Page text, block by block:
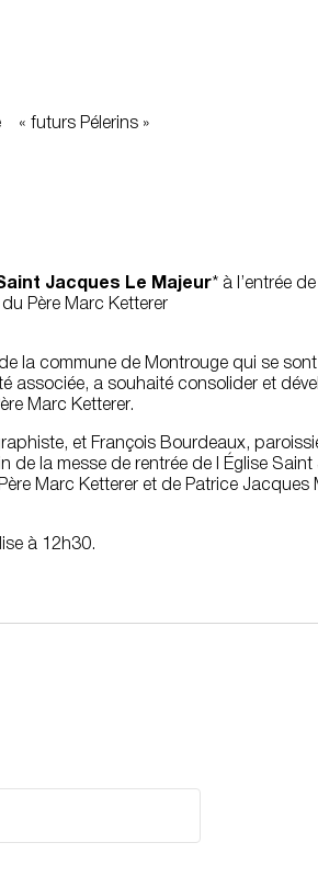
« futurs Pélerins »
Jacques Le Majeur* à l’entrée
Père Marc Ketterer
la commune de Montrouge qui se
associée, a souhaité consolider et
Marc Ketterer.
et François Bourdeaux,
de la messe de rentrée de l Église
Marc Ketterer et de Patrice
à 12h30.